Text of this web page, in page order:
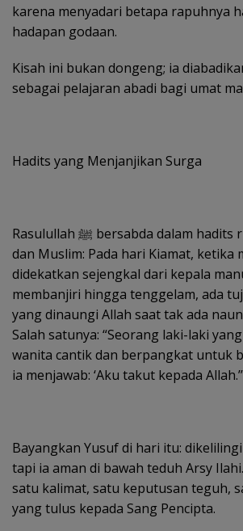
karena menyadari betapa rapuhnya
hadapan godaan.
Kisah ini bukan dongeng; ia
sebagai pelajaran abadi bagi umat
Hadits yang Menjanjikan Surga
Rasulullah ﷺ bersabda dalam hadits riwayat Bukhari
dan Muslim: Pada hari Kiamat, ketika
didekatkan sejengkal dari kepala
membanjiri hingga tenggelam, ada
yang dinaungi Allah saat tak ada
Salah satunya: “Seorang laki-laki
wanita cantik dan berpangkat untuk
ia menjawab: ‘Aku takut kepada
Bayangkan Yusuf di hari itu:
tapi ia aman di bawah teduh Arsy
satu kalimat, satu keputusan teguh,
yang tulus kepada Sang Pencipta.